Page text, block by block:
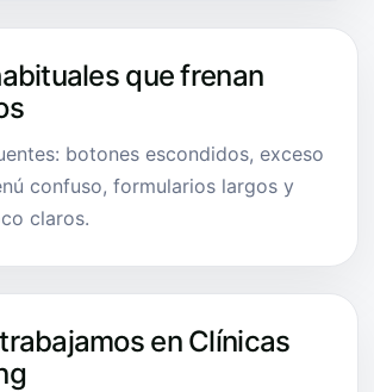
que frenan
botones escondidos, exceso
confuso, formularios largos y
claros.
en Clínicas